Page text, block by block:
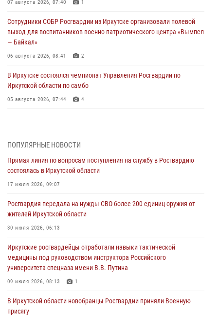
07 августа 2026, 07:40 1
Сотрудники СОБР Росгвардии из Иркутске организовали полевой
выход для воспитанников военно-патриотического центра «Вымпел
— Байкал»
06 августа 2026, 08:41 2
В Иркутске состоялся чемпионат Управления Росгвардии по
Иркутской области по самбо
05 августа 2026, 07:44 4
04 августа 2026, 07:14 3
Росгвардейцы потушили загоревшийся автомобиль в Иркутске
03 августа 2026, 04:55
Дню Воздушно-десантных войск в Иркутской области
03 августа 2026, 03:32
сердца к сердцу» (видео)
31 июля 2026, 04:37
Сотрудники Росгвардии нашли и вернули родственникам
30 июля 2026, 07:37
ПОПУЛЯРНЫЕ НОВОСТИ
Прямая линия по вопросам поступления на службу в Росгвардию
состоялась в Иркутской области
17 июля 2026, 09:07
Росгвардия передала на нужды СВО более 200 единиц оружия от
жителей Иркутской области
30 июля 2026, 06:13
Иркутские росгвардейцы отработали навыки тактической
медицины под руководством инструктора Российского
университета спецназа имени В.В. Путина
09 июля 2026, 08:13 1
В Иркутской области новобранцы Росгвардии приняли Военную
присягу